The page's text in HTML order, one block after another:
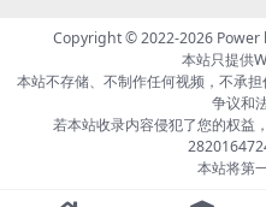
Copyright © 2022-2026 Power
本站只提供
本站不存储、不制作任何视频，不承
争议和
若本站收录内容侵犯了您的权益
本站将第